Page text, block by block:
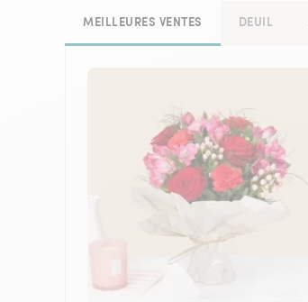
MEILLEURES VENTES DEUIL